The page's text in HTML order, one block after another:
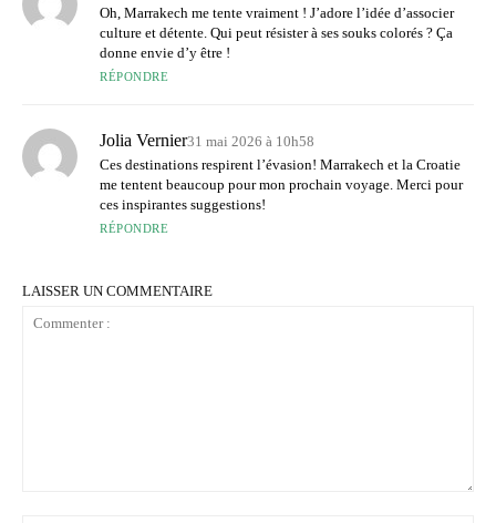
Oh, Marrakech me tente vraiment ! J’adore l’idée d’associer
culture et détente. Qui peut résister à ses souks colorés ? Ça
donne envie d’y être !
RÉPONDRE
Jolia Vernier31 mai 2026 à 10h58
Ces destinations respirent l’évasion! Marrakech et la Croatie
me tentent beaucoup pour mon prochain voyage. Merci pour
ces inspirantes suggestions!
RÉPONDRE
LAISSER UN COMMENTAIRE